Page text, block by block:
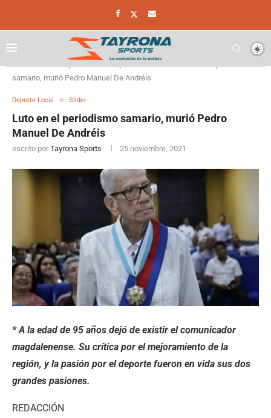
samario, murió Pedro Manuel De Andréis
Deporte Local Slider
Luto en el periodismo samario, murió Pedro
Manuel De Andréis
escrito por Tayrona Sports 25 noviembre, 2021
* A la edad de 95 años dejó de existir el comunicador
magdalenense. Su crítica por el mejoramiento de la
región, y la pasión por el deporte fueron en vida sus dos
grandes pasiones.
REDACCIÓN